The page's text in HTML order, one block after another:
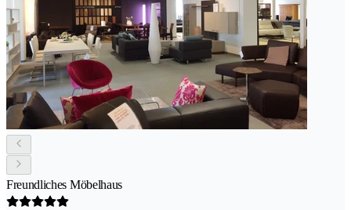
Freundliches Möbelhaus